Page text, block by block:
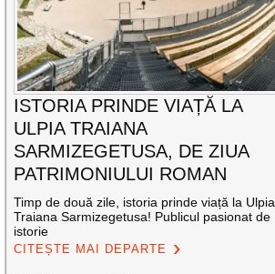
ISTORIA PRINDE VIAȚĂ LA
ULPIA TRAIANA
SARMIZEGETUSA, DE ZIUA
PATRIMONIULUI ROMAN
Timp de două zile, istoria prinde viață la Ulpia
Traiana Sarmizegetusa! Publicul pasionat de
istorie
CITEȘTE MAI DEPARTE